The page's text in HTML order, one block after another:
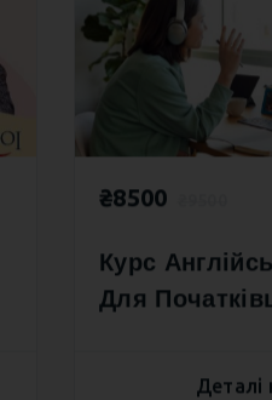
₴8500
Курс
Для
Деталі